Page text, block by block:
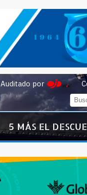
Auditado por
5 MÁS EL